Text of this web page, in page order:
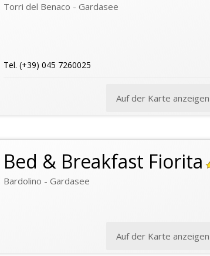
Torri del Benaco - Gardasee
Tel. (+39) 045 7260025
Auf der Karte anzeigen
Bed & Breakfast Fiorita
Bardolino - Gardasee
Auf der Karte anzeigen